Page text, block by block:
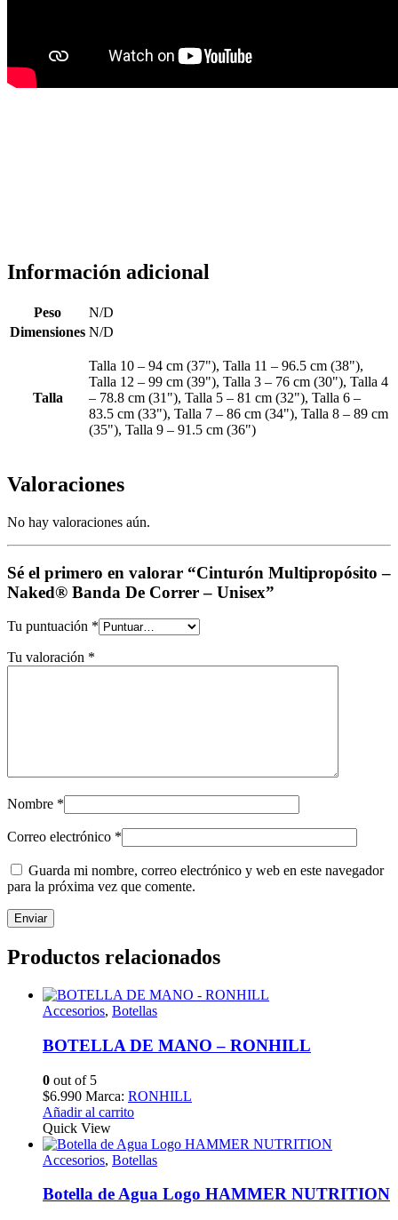
Información adicional
Peso
N/D
Dimensiones N/D
Talla
Talla 10 – 94 cm (37"), Talla 11 – 96.5 cm (38"),
Talla 12 – 99 cm (39"), Talla 3 – 76 cm (30"), Talla 4
– 78.8 cm (31"), Talla 5 – 81 cm (32"), Talla 6 –
83.5 cm (33"), Talla 7 – 86 cm (34"), Talla 8 – 89 cm
(35"), Talla 9 – 91.5 cm (36")
Valoraciones
No hay valoraciones aún.
Sé el primero en valorar “Cinturón Multipropósito –
Naked® Banda De Correr – Unisex”
Tu puntuación *
Tu valoración *
Nombre *
Correo electrónico *
Guarda mi nombre, correo electrónico y web en este navegador
para la próxima vez que comente.
Productos relacionados
Accesorios, Botellas
BOTELLA DE MANO – RONHILL
0 out of 5
$6.990 Marca: RONHILL
Añadir al carrito
Quick View
Accesorios, Botellas
Botella de Agua Logo HAMMER NUTRITION